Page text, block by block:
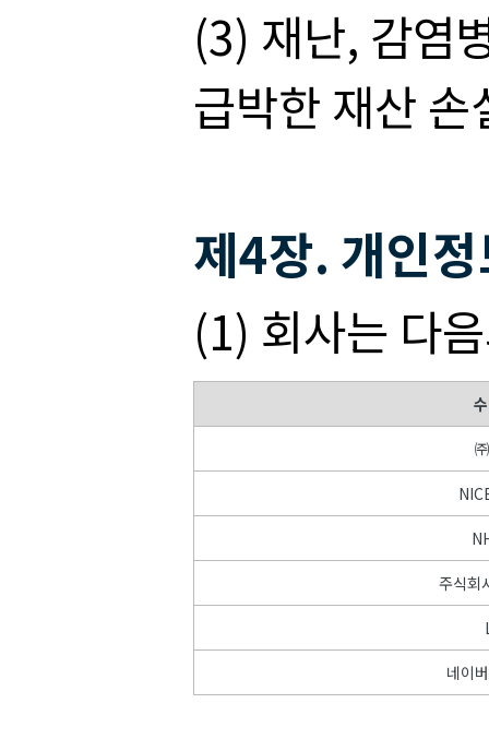
(3) 재난, 감염
급박한 재산
제4장. 개인
(1) 회사는 다
주식회
네이